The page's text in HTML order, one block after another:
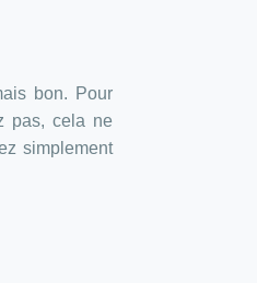
bon. Pour
pas, cela ne
simplement